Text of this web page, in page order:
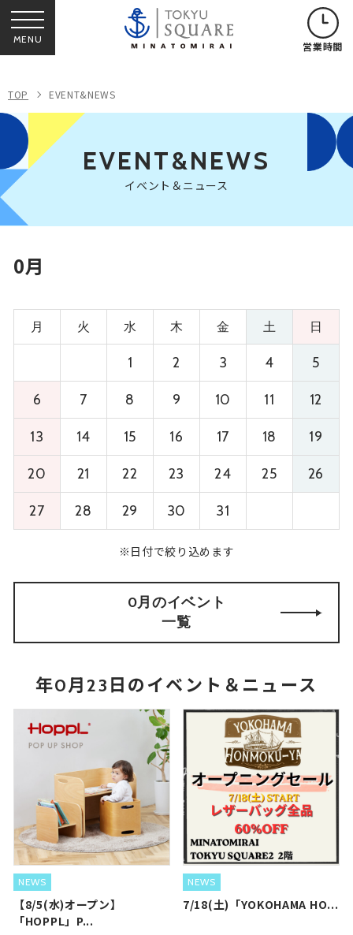
MENU 営業時間
TOP EVENT&NEWS
EVENT&NEWS
イベント＆ニュース
0月
月 火 水 木 金 土 日
1 2 3 4 5
6 7 8 9 10 11 12
13 14 15 16 17 18 19
20 21 22 23 24 25 26
27 28 29 30 31
※日付で絞り込めます
0月のイベント
一覧
年0月23日のイベント＆ニュース
NEWS
【8/5(水)オープン】
「HOPPL」P...
NEWS
7/18(土)「YOKOHAMA HO...